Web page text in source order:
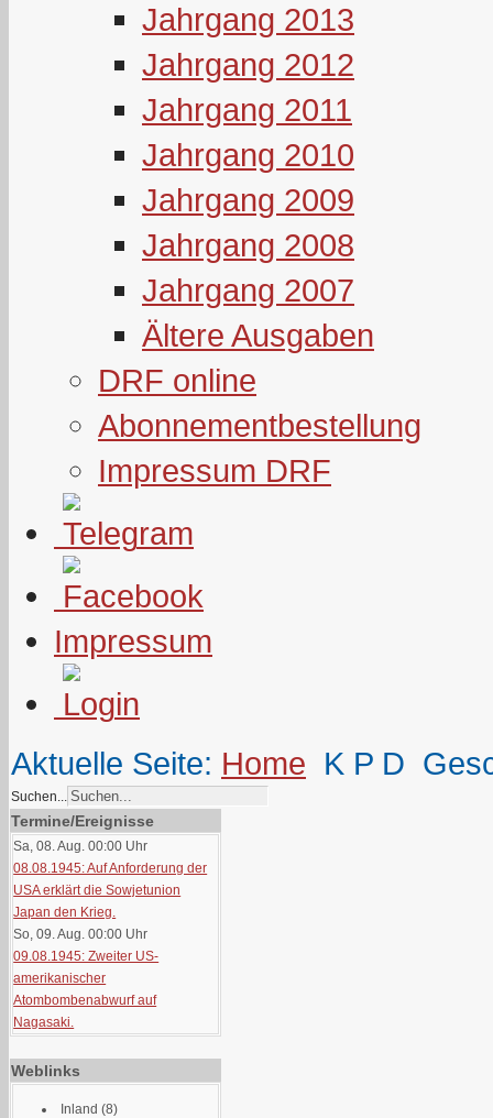
Jahrgang 2013
Jahrgang 2012
Jahrgang 2011
Jahrgang 2010
Jahrgang 2009
Jahrgang 2008
Jahrgang 2007
Ältere Ausgaben
DRF online
Abonnementbestellung
Impressum DRF
Impressum
Aktuelle Seite: Home K P D
Suchen...
Termine/Ereignisse
Sa, 08. Aug. 00:00 Uhr
08.08.1945: Auf Anforderung der
USA erklärt die Sowjetunion
Japan den Krieg.
So, 09. Aug. 00:00 Uhr
09.08.1945: Zweiter US-
amerikanischer
Atombombenabwurf auf
Nagasaki.
Weblinks
Inland (8)